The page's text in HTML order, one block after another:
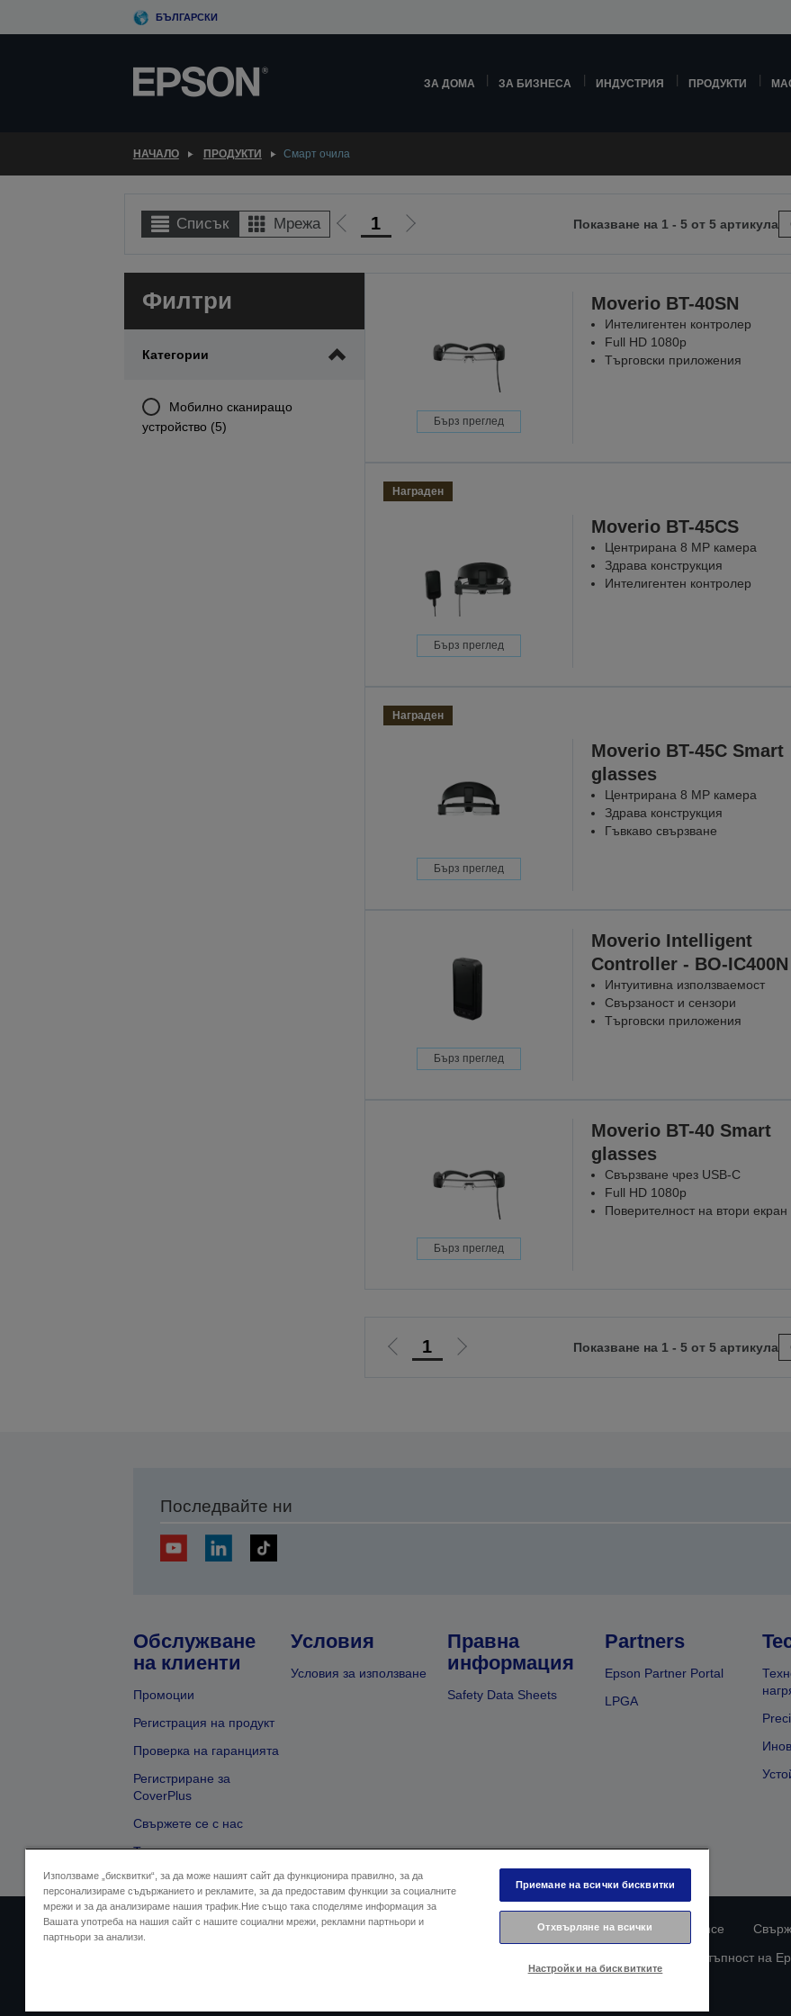
to
БЪЛГАРСКИ
ЗА ДОМА ЗА БИЗНЕСА ИНДУСТРИЯ ПРОДУКТИ
НАЧАЛО ПРОДУКТИ Смарт очила
Списък Мрежа
Отиди
предишната
1
Отиди
Показване на 1 - 5 от 5 артикула
Филтри
Категории
Мобилно сканиращо
устройство (5)
Бърз преглед
Moverio BT-40SN
Интелигентен контролер
Full HD 1080p
Търговски приложения
Награден
Бърз преглед
Moverio BT-45CS
Центрирана 8 MP камера
Здрава конструкция
Интелигентен контролер
Награден
Бърз преглед
Moverio BT-45C Smart
glasses
Центрирана 8 MP камера
Здрава конструкция
Гъвкаво свързване
Бърз преглед
Moverio Intelligent
Controller - BO-IC400N
Интуитивна използваемост
Свързаност и сензори
Търговски приложения
Бърз преглед
Moverio BT-40 Smart
glasses
Свързване чрез USB-C
Full HD 1080p
Поверителност на втори екран
Отиди
1
Отиди
Показване на 1 - 5 от 5 артикула
Последвайте ни
Обслужване
на клиенти
Промоции
Регистрация на продукт
Проверка на гаранцията
Регистриране за
CoverPlus
Свържете се с нас
Търсене на търговец
Условия
Условия за използване
Правна
информация
Safety Data Sheets
Partners
Epson Partner Portal
LPGA
Адрес на продавача Декларация за поверителност EU Data Act Compliance
Ангажимент за достъпност на
Използваме „бисквитки“, за да може нашият сайт да функционира правилно, за да
персонализираме съдържанието и рекламите, за да предоставим функции за социалните
мрежи и за да анализираме нашия трафик.Ние също така споделяме информация за
Вашата употреба на нашия сайт с нашите социални мрежи, рекламни партньори и
партньори за анализи.
Приемане на всички бисквитки
Отхвърляне на всички
Настройки на бисквитките